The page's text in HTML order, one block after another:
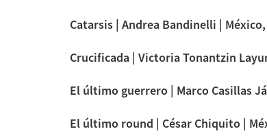
Catarsis | Andrea Bandinelli |
Crucificada | Victoria Tonantzin
El último guerrero | Marco Casillas
El último round | César Chiquito |